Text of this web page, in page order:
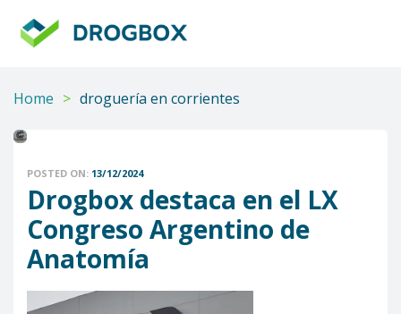
Home > droguería en corrientes
POSTED ON: 13/12/2024
Drogbox destaca en el LX
Congreso Argentino de
Anatomía